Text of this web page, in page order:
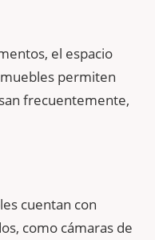
el espacio
permiten
frecuentemente,
cuentan con
como cámaras de